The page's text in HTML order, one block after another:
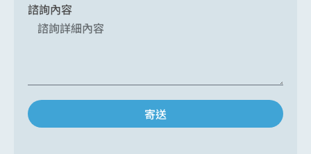
諮詢內容
寄送